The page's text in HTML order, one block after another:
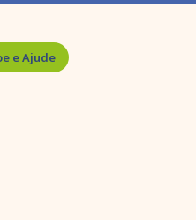
e Ajude